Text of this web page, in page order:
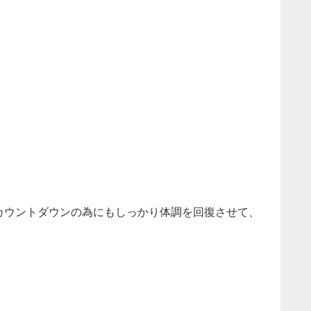
ントダウンの為にもしっかり体調を回復させて、